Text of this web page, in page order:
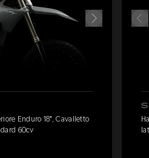
Enduro 18", Cavalletto
60cv